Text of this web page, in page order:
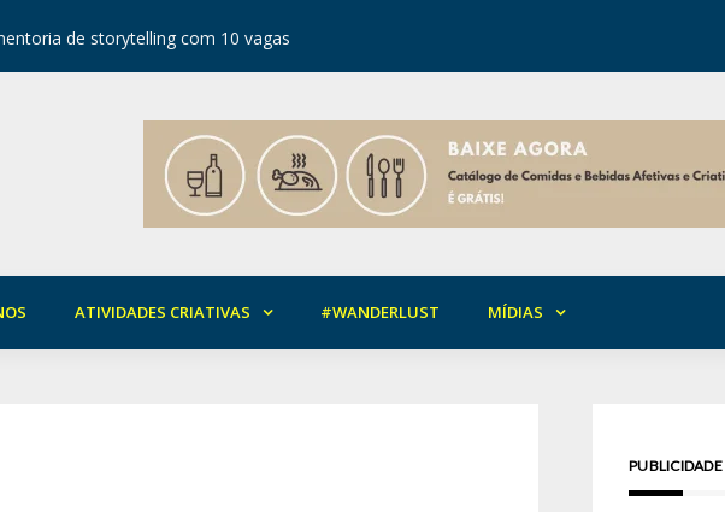
de storytelling com 10 vagas Festival de Inverno nas
ATIVIDADES CRIATIVAS #WANDERLUST MÍDIAS
PUBLICIDADE